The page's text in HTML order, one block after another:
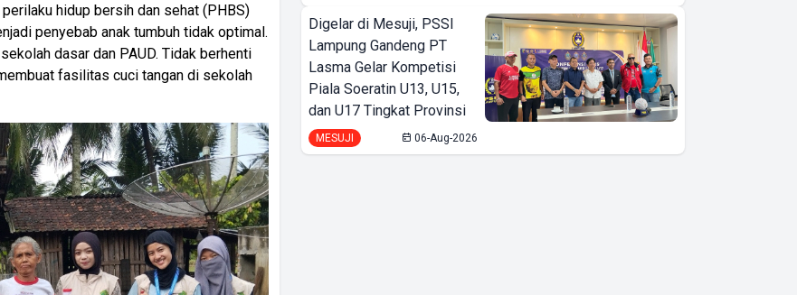
hidup bersih dan sehat (PHBS)
penyebab anak tumbuh tidak optimal.
dasar dan PAUD. Tidak berhenti
fasilitas cuci tangan di sekolah
Digelar di Mesuji, PSSI
Lampung Gandeng PT
Lasma Gelar Kompetisi
Piala Soeratin U13, U15,
dan U17 Tingkat Provinsi
MESUJI 06-Aug-2026